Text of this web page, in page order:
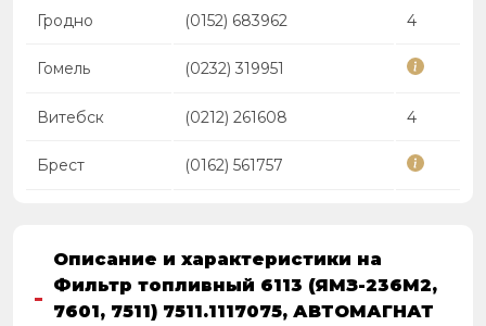
Гродно (0152) 683962 4
Гомель (0232) 319951
Витебск (0212) 261608 4
Брест (0162) 561757
Описание и характеристики на
Фильтр топливный 6113 (ЯМЗ-236М2,
7601, 7511) 7511.1117075, АВТОМАГНАТ